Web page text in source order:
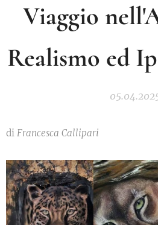
Viaggio
Realismo ed
di Francesca Callipari